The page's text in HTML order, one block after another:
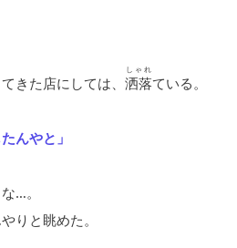
きた店にしては、 洒落
しゃれ
ている。
んやと」
…。
りと眺めた。